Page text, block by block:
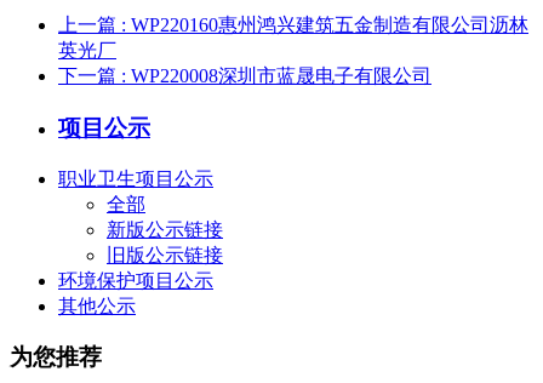
上一篇 : WP220160惠州鸿兴建筑五金制造有限公司沥林
英光厂
下一篇 : WP220008深圳市蓝晟电子有限公司
项目公示
职业卫生项目公示
全部
新版公示链接
旧版公示链接
环境保护项目公示
其他公示
为您推荐